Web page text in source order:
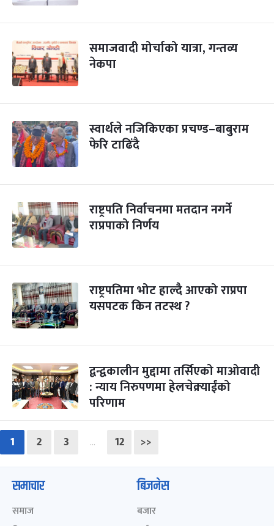
समाजवादी मोर्चाको यात्रा, गन्तव्य
नेकपा
स्वार्थले नजिकिएका प्रचण्ड–बाबुराम
फेरि टाढिंदै
राष्ट्रपति निर्वाचनमा मतदान नगर्ने
राप्रपाको निर्णय
राष्ट्रपतिमा भोट हाल्दै आएको राप्रपा
यसपटक किन तटस्थ ?
द्वन्द्वकालीन मुद्दामा तर्सिएको माओवादी
: न्याय निरुपणमा हेलचेक्र्याईंको
परिणाम
1 2 3 … 12 >>
समाचार
समाज
बिजनेस
बजार